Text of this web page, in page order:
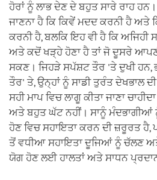
ਹੋਰਾਂ ਨੂੰ ਲਾਭ ਦੇਣ ਦੇ ਬਹੁਤ ਸਾਰੇ ਰਾਹ
ਜਾਣਨਾ ਹੈ ਕਿ ਕਿਵੇਂ ਮਦਦ ਕਰਨੀ ਹੈ ਅਤੇ
ਕਰਨੀ ਹੈ, ਬਲਕਿ ਇਹ ਵੀ ਹੈ ਕਿ ਅਜਿਹੀ
ਅਤੇ ਕਦੋਂ ਖੜ੍ਹੇ ਹੋਣਾ ਹੈ ਤਾਂ ਜੋ ਦੂਸਰੇ
ਸਕਣ। ਜਿਹੜੇ ਸਪੱਸ਼ਟ ਤੌਰ 'ਤੇ ਦੁਖੀ ਹਨ,
ਤੌਰ' ਤੇ, ਉਨ੍ਹਾਂ ਨੂੰ ਸਾਡੀ ਤੁਰੰਤ ਦੇਖਭਾਲ
ਸਹੀ ਮਾਪ ਵਿਚ ਲਾਗੂ ਕੀਤਾ ਜਾਣਾ
ਅਤੇ ਬਹੁਤ ਘੱਟ ਨਹੀਂ। ਸਾਨੂੰ ਮੰਦਭਾਗੀਆਂ
ਹੋਣ ਵਿਚ ਸਹਾਇਤਾ ਕਰਨ ਦੀ ਜ਼ਰੂਰਤ ਹੈ,
ਤੋਂ ਵਧੀਆ ਸਹਾਇਤਾ ਦੂਜਿਆਂ ਨੂੰ ਚੱਲਣ
ਯੋਗ ਹੋਣ ਲਈ ਹਾਲਤਾਂ ਅਤੇ ਸਾਧਨ